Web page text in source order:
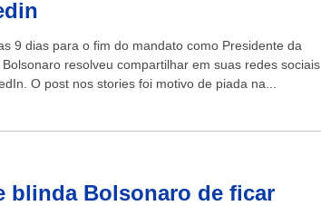
9 dias para o fim do mandato como Presidente da
resolveu compartilhar em suas redes sociais
O post nos stories foi motivo de piada na...
blinda Bolsonaro de ficar